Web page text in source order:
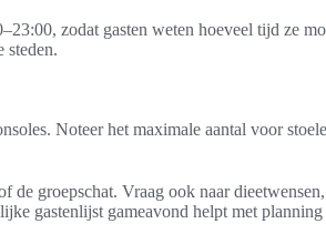
zodat gasten weten hoeveel tijd ze
steden.
Noteer het maximale aantal voor
de groepschat. Vraag ook naar
gastenlijst gameavond helpt met planning